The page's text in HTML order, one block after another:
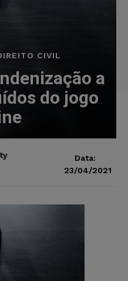
CIVIL
a
do jogo
Data:
23/04/2021